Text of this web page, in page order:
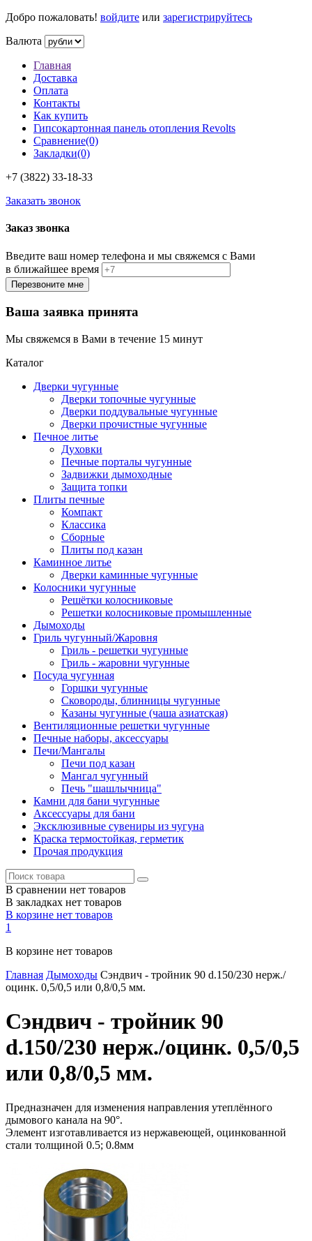
Добро пожаловать! войдите или зарегистрируйтесь
Валюта
Главная
Доставка
Оплата
Контакты
Как купить
Гипсокартонная панель отопления Revolts
Сравнение(0)
Закладки(0)
+7 (3822) 33-18-33
Заказать звонок
Заказ звонка
Введите ваш номер телефона и мы свяжемся с Вами
в ближайшее время
Ваша заявка принята
Мы свяжемся в Вами в течение 15 минут
Каталог
Дверки чугунные
Дверки топочные чугунные
Дверки поддувальные чугунные
Дверки прочистные чугунные
Печное литье
Духовки
Печные порталы чугунные
Задвижки дымоходные
Защита топки
Плиты печные
Компакт
Классика
Сборные
Плиты под казан
Каминное литье
Дверки каминные чугунные
Колосники чугунные
Решётки колосниковые
Решетки колосниковые промышленные
Дымоходы
Гриль чугунный/Жаровня
Гриль - решетки чугунные
Гриль - жаровни чугунные
Посуда чугунная
Горшки чугунные
Сковороды, блинницы чугунные
Казаны чугунные (чаша азиатская)
Вентиляционные решетки чугунные
Печные наборы, аксессуары
Печи/Мангалы
Печи под казан
Мангал чугунный
Печь "шашлычница"
Камни для бани чугунные
Аксессуары для бани
Эксклюзивные сувениры из чугуна
Краска термостойкая, герметик
Прочая продукция
В сравнении нет товаров
В закладках нет товаров
В корзине нет товаров
1
В корзине нет товаров
Главная Дымоходы Сэндвич - тройник 90 d.150/230 нерж./
оцинк. 0,5/0,5 или 0,8/0,5 мм.
Сэндвич - тройник 90
d.150/230 нерж./оцинк. 0,5/0,5
или 0,8/0,5 мм.
Предназначен для изменения направления утеплённого
дымового канала на 90°.
Элемент изготавливается из нержавеющей, оцинкованной
стали толщиной 0.5; 0.8мм